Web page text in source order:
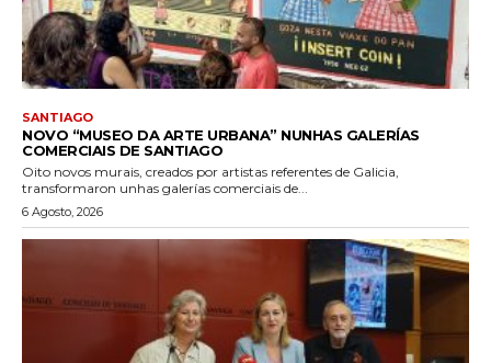
SANTIAGO
NOVO “MUSEO DA ARTE URBANA” NUNHAS GALERÍAS
COMERCIAIS DE SANTIAGO
Oito novos murais, creados por artistas referentes de Galicia,
transformaron unhas galerías comerciais de...
6 Agosto, 2026